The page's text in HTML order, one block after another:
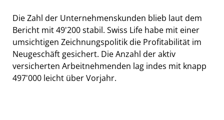
Die Zahl der Unternehmenskunden blieb laut dem
Bericht mit 49'200 stabil. Swiss Life habe mit einer
umsichtigen Zeichnungspolitik die Profitabilität im
Neugeschäft gesichert. Die Anzahl der aktiv
versicherten Arbeitnehmenden lag indes mit knapp
497'000 leicht über Vorjahr.